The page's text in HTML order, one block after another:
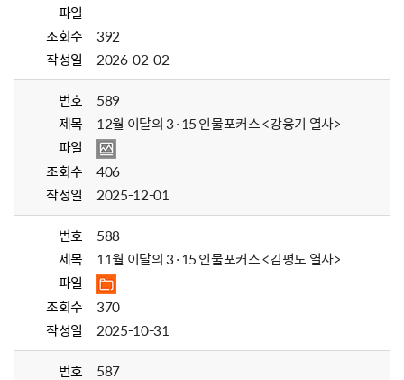
파일
조회수
392
작성일
2026-02-02
번호
589
제목
12월 이달의 3·15 인물포커스 <강융기 열사>
파일
조회수
406
작성일
2025-12-01
번호
588
제목
11월 이달의 3·15 인물포커스 <김평도 열사>
파일
조회수
370
작성일
2025-10-31
번호
587